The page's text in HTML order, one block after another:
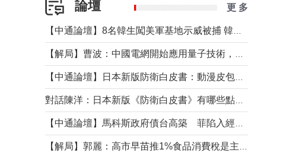
論壇 更 多